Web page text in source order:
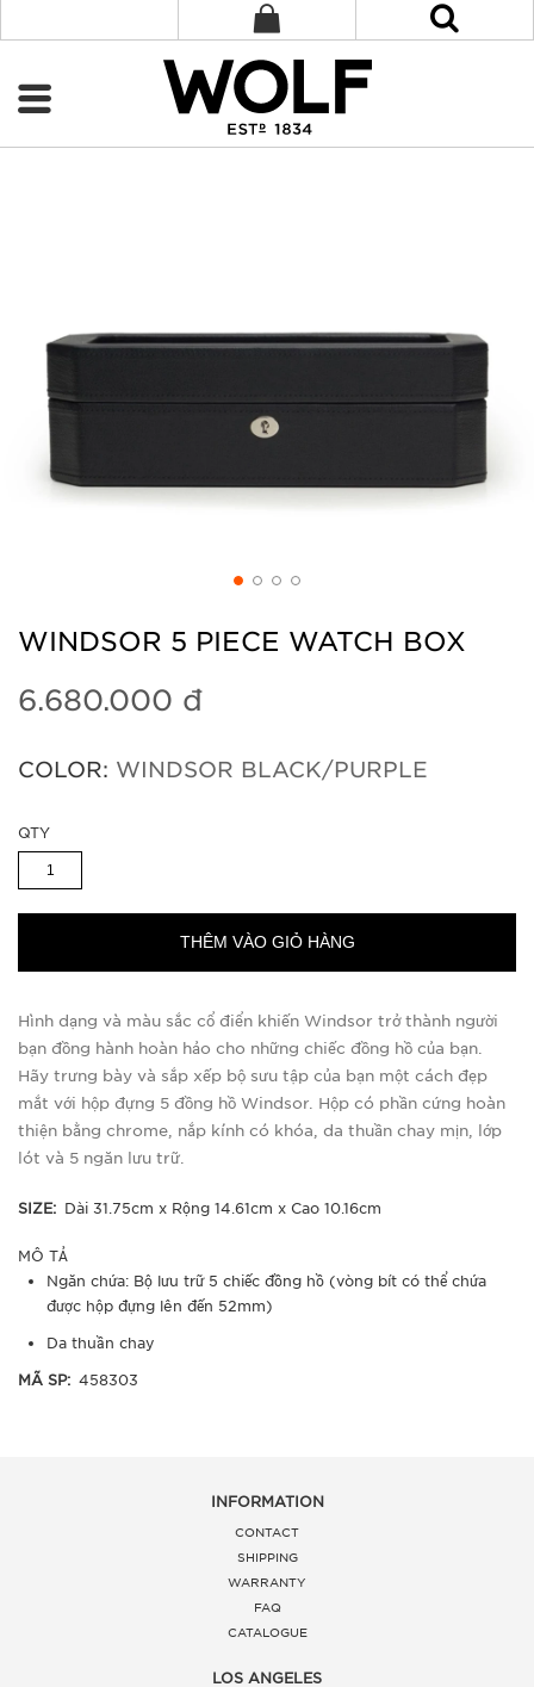
WINDSOR 5 PIECE WATCH BOX
6.680.000 đ
COLOR: WINDSOR BLACK/PURPLE
QTY
THÊM VÀO GIỎ HÀNG
Hình dạng và màu sắc cổ điển khiến Windsor trở thành người
bạn đồng hành hoàn hảo cho những chiếc đồng hồ của bạn.
Hãy trưng bày và sắp xếp bộ sưu tập của bạn một cách đẹp
mắt với hộp đựng 5 đồng hồ Windsor. Hộp có phần cứng hoàn
thiện bằng chrome, nắp kính có khóa, da thuần chay mịn, lớp
lót và 5 ngăn lưu trữ.
SIZE: Dài 31.75cm x Rộng 14.61cm x Cao 10.16cm
MÔ TẢ
Ngăn chứa: Bộ lưu trữ 5 chiếc đồng hồ (vòng bít có thể chứa
được hộp đựng lên đến 52mm)
Da thuần chay
MÃ SP: 458303
INFORMATION
CONTACT
SHIPPING
WARRANTY
FAQ
CATALOGUE
LOS ANGELES